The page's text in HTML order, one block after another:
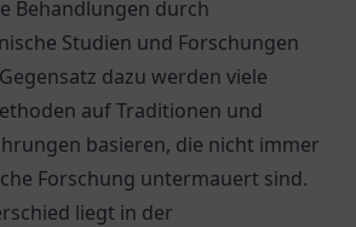
Behandlungen durch
Studien und Forschungen
dazu werden viele
auf Traditionen und
basieren, die nicht immer
Forschung untermauert sind.
liegt in der